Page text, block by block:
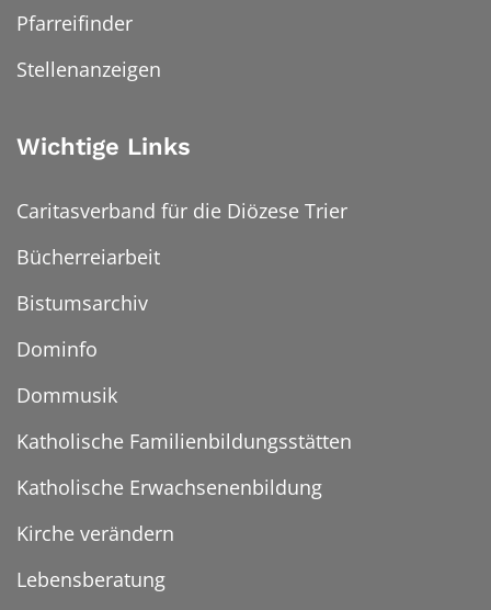
Pfarreifinder
Stellenanzeigen
Wichtige Links
Caritasverband für die Diözese Trier
Bücherreiarbeit
Bistumsarchiv
Dominfo
Dommusik
Katholische Familienbildungsstätten
Katholische Erwachsenenbildung
Kirche verändern
Lebensberatung